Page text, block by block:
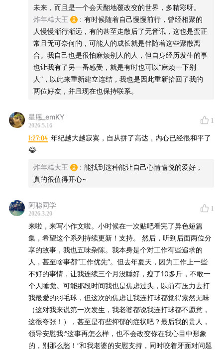
未来，而且是一个会天翻地覆改变的世界，多精彩呀。
炸年糕大王
: 有时候随着自己慢慢前行，曾经相聚的
人慢慢渐行渐远，有的甚至走散后了无音讯，这也是蛮正
常且无可奈何的，可能人的成长就是伴随着这些聚散离
合。我自己也是很怕麻烦别人的人，但自身经历发生的事
也让我有了另一番感受，就是有时也可以“麻烦一下别
人”，以此来重新建立连结，我也是因此重新拾回了我的
两位好友，并且现在也保持联系。
星愿_emKY
2026.5.16
1
1:27:04 年纪越大越寂寞，自从拼了高达，内心已经很和平了
😂
炸年糕大王 : 能找到这种能让自己心情愉悦的爱好，
真的很值得开心~
阿聪同学
2026.3.20
1
来啦，来写小作文啦。小时候在一次贴吧看完了异色短篇
集，希望这个系列持续更新！支持。 然后，听到后面两位分
享的故事，我也五味杂陈。我本身是个对工作有些追求的
人，甚至啥事都“工作优先”。但去年夏天，因为工作上一些
不好的事情，让我连续三个月没睡好，瘦了10多斤，不敢一
个人睡觉。可能那段时间我也是焦虑过头，以前有压力去打
我最爱的羽毛球，但这次的焦虑让我连打球都觉得索然无味
（这对我来说第一次发生，我老婆都说我连打球都不愿意，
这很夸张！），甚至是有些抑郁的症状吧？最后我的贵人，
领导安慰我:“这事再怎么样，也不会改变你在我心目中形象
的，别那么愁！”和我老婆的安慰支持，同时咬着牙面对问题